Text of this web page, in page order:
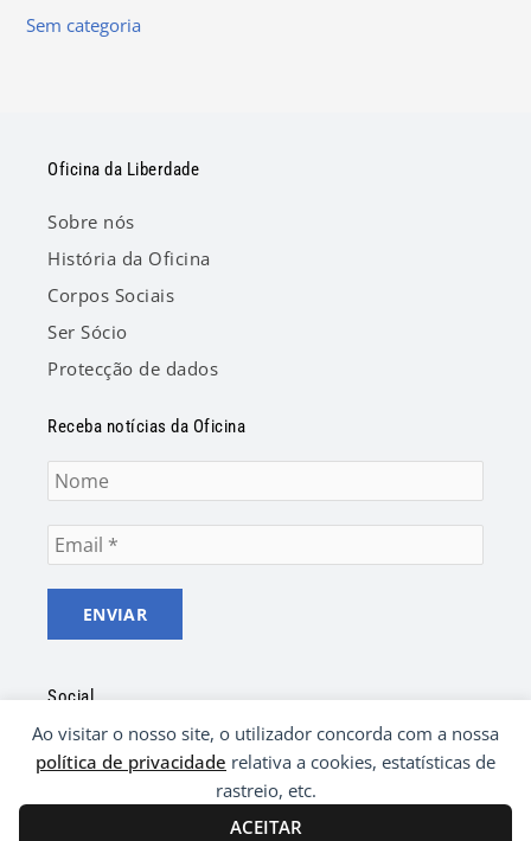
Ao visitar o nosso site, o utilizador concorda com a nossa
política de privacidade relativa a cookies, estatísticas de
rastreio, etc.
ACEITAR
Sem categoria
Oficina da Liberdade
Sobre nós
História da Oficina
Corpos Sociais
Ser Sócio
Protecção de dados
Receba notícias da Oficina
Social
F
a
e
Y
o
t